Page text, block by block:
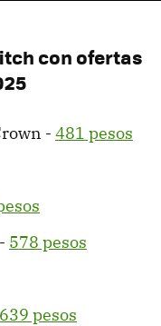
con ofertas
- 481 pesos
578 pesos
639 pesos